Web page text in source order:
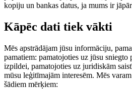
kopiju un bankas datus, ja mums ir
Kāpēc dati tiek vākti
Mēs apstrādājam jūsu informāciju,
pamatiem: pamatojoties uz jūsu sniegto
izpildei, pamatojoties uz juridiskām
mūsu leģitīmajām interesēm. Mēs
šādiem mērķiem: